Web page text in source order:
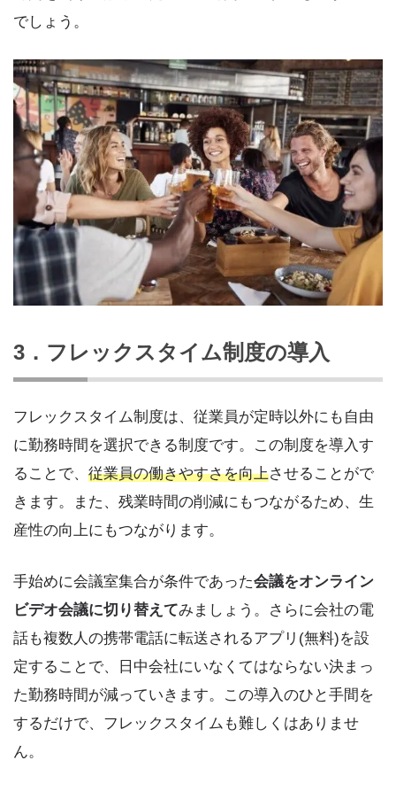
でしょう。
3．フレックスタイム制度の導入
フレックスタイム制度は、従業員が定時以外にも自由
に勤務時間を選択できる制度です。この制度を導入す
ることで、 従業員の働きやすさを向上させることがで
きます。また、残業時間の削減にもつながるため、生
産性の向上にもつながります。
手始めに会議室集合が条件であった会議をオンライン
ビデオ会議に切り替えてみましょう。さらに会社の電
話も複数人の携帯電話に転送されるアプリ(無料)を設
定することで、日中会社にいなくてはならない決まっ
た勤務時間が減っていきます。この導入のひと手間を
するだけで、フレックスタイムも難しくはありませ
ん。